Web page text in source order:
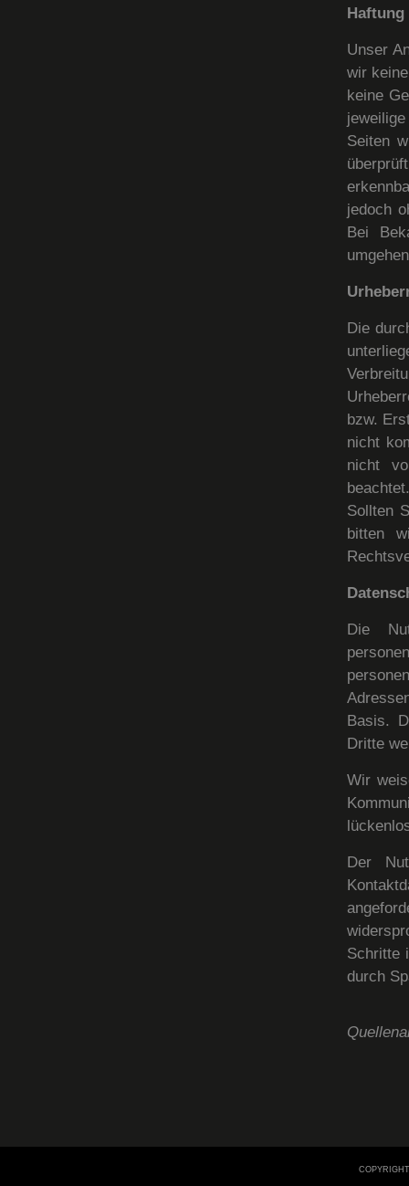
Unser
wir
keine
Seiten
jedoch
Bei
Die
bzw.
nicht
nicht
Sollten
bitten
Die
Basis.
Dritte
Wir
Der
Schritte
durch